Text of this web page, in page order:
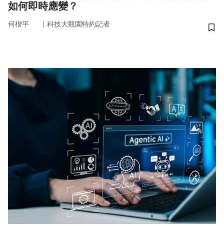
如何即時應變？
何楷平 ｜ 科技大觀園特約記者
儲